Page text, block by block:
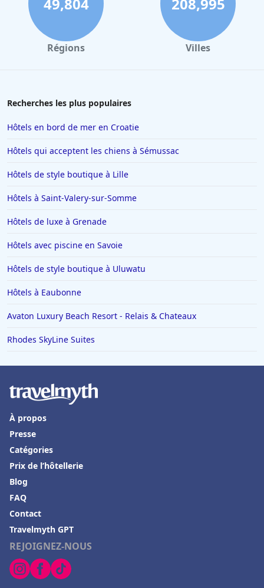
Régions Villes
Recherches les plus populaires
Hôtels en bord de mer en Croatie
Hôtels qui acceptent les chiens à Sémussac
Hôtels de style boutique à Lille
Hôtels à Saint-Valery-sur-Somme
Hôtels de luxe à Grenade
Hôtels avec piscine en Savoie
Hôtels de style boutique à Uluwatu
Hôtels à Eaubonne
Avaton Luxury Beach Resort - Relais & Chateaux
Rhodes SkyLine Suites
REJOIGNEZ-NOUS
À propos
Presse
Catégories
Prix de l’hôtellerie
Blog
FAQ
Contact
Travelmyth GPT